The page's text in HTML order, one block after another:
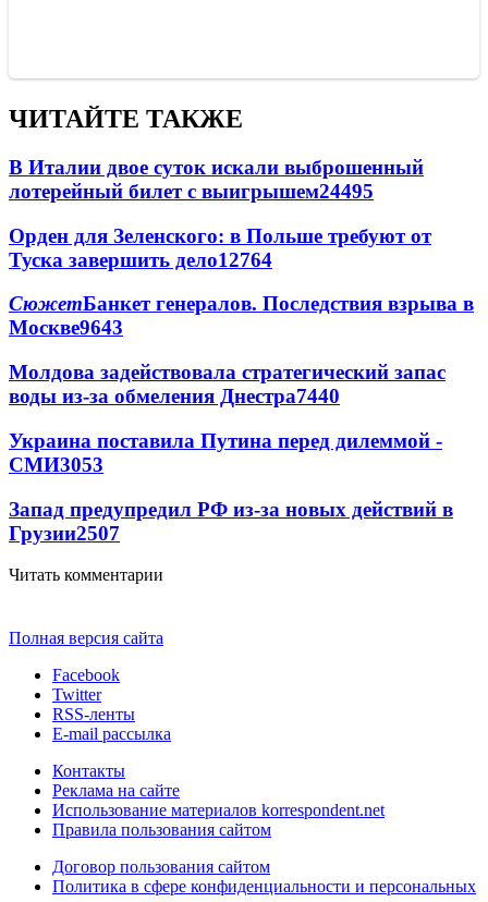
ЧИТАЙТЕ ТАКЖЕ
В Италии двое суток искали выброшенный
лотерейный билет с выигрышем24495
Орден для Зеленского: в Польше требуют от
Туска завершить дело12764
СюжетБанкет генералов. Последствия взрыва в
Москве9643
Молдова задействовала стратегический запас
воды из-за обмеления Днестра7440
Украина поставила Путина перед дилеммой -
СМИ3053
Запад предупредил РФ из-за новых действий в
Грузии2507
Читать комментарии
Полная версия сайта
Facebook
Twitter
RSS-ленты
E-mail рассылка
Контакты
Реклама на сайте
Использование материалов korrespondent.net
Правила пользования сайтом
Договор пользования сайтом
Политика в сфере конфиденциальности и персональных